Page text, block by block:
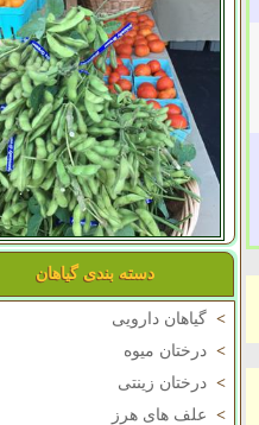
دسته بندی گیاهان
> گیاهان دارویی
> درختان میوه
> درختان زینتی
> علف های هرز